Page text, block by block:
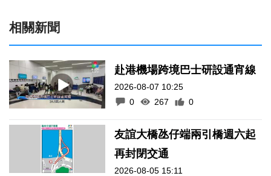
相關新聞
赴港機場跨境巴士研設通宵線
2026-08-07 10:25
0
267 0
友誼大橋氹仔端兩引橋週六起
再封閉交通
2026-08-05 15:11